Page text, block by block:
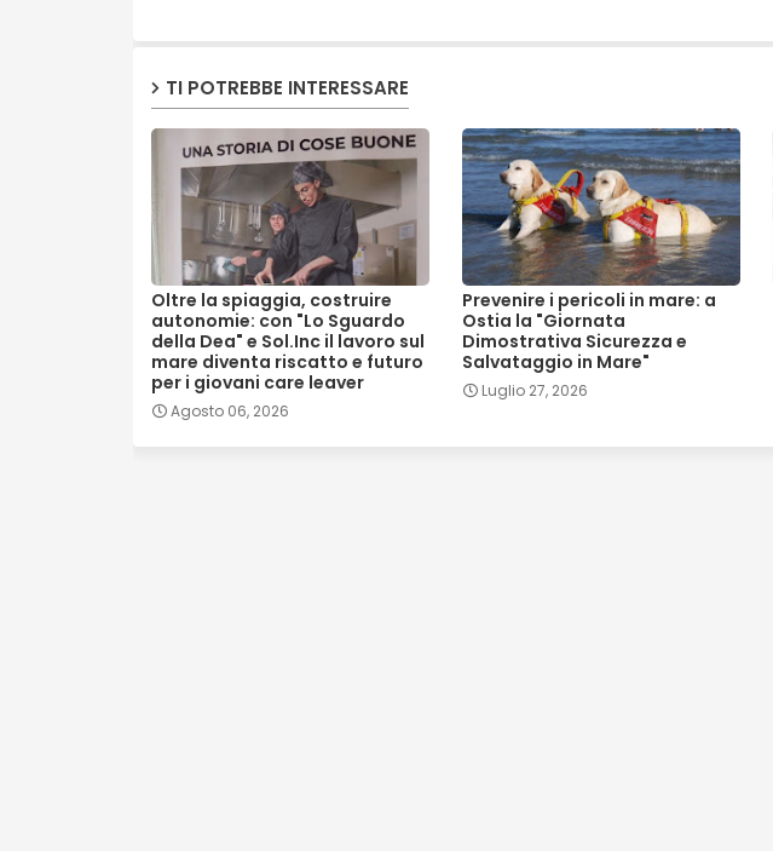
TI POTREBBE INTERESSARE
Oltre la spiaggia, costruire
autonomie: con "Lo Sguardo
della Dea" e Sol.Inc il lavoro sul
mare diventa riscatto e futuro
per i giovani care leaver
Agosto 06, 2026
Prevenire i pericoli in mare: a
Ostia la "Giornata
Dimostrativa Sicurezza e
Salvataggio in Mare"
Luglio 27, 2026